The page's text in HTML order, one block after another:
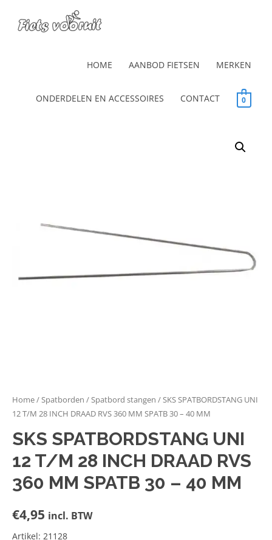
HOME AANBOD FIETSEN MERKEN
ONDERDELEN EN ACCESSOIRES CONTACT 0
Home/Spatborden /Spatbord stangen / SKS SPATBORDSTANG UNI
12 T/M 28 INCH DRAAD RVS 360 MM SPATB 30 – 40 MM
SKS SPATBORDSTANG UNI
12 T/M 28 INCH DRAAD RVS
360 MM SPATB 30 – 40 MM
€4,95 incl. BTW
Artikel: 21128